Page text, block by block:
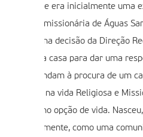
comunidade era inicialmente uma
missionária de Águas
de uma decisão da Direção
pequena casa para dar uma
que andam à procura de um
na vida Religiosa e
como opção de vida.
como uma